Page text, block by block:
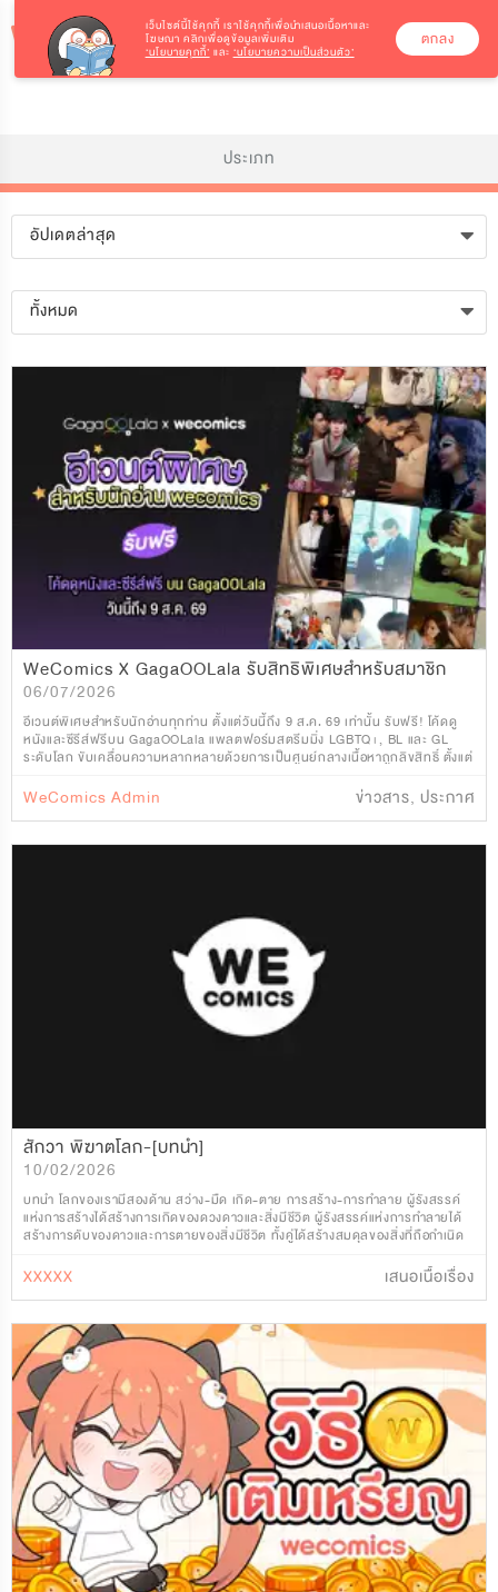
ประเภท
อัปเดตล่าสุด
ทั้งหมด
WeComics X GagaOOLala รับสิทธิพิเศษสำหรับสมาชิก
06/07/2026
อีเวนต์พิเศษสำหรับนักอ่านทุกท่าน ตั้งแต่วันนี้ถึง 9 ส.ค. 69 เท่านั้น รับฟรี! โค้ดดู
หนังและซีรีส์ฟรีบน GagaOOLala แพลตฟอร์มสตรีมมิ่ง LGBTQ+, BL และ GL
ระดับโลก ขับเคลื่อนความหลากหลายด้วยการเป็นศูนย์กลางเนื้อหาถูกลิขสิทธิ์ ตั้งแต่
ข่าวสาร, ประกาศ
WeComics Admin
สักวา พิฆาตโลก-[บทนำ]
10/02/2026
บทนำ โลกของเรามีสองด้าน สว่าง-มืด เกิด-ตาย การสร้าง-การทำลาย ผู้รังสรรค์
แห่งการสร้างได้สร้างการเกิดของดวงดาวและสิ่งมีชีวิต ผู้รังสรรค์แห่งการทำลายได้
สร้างการดับของดาวและการตายของสิ่งมีชีวิต ทั้งคู่ได้สร้างสมดุลของสิ่งที่ถือกำเนิด
เสนอเนื้อเรื่อง
XXXXX
เว็บไซต์นี้ใช้คุกกี้ เราใช้คุกกี้เพื่อนำเสนอเนื้อหาและ
โฆษณา คลิกเพื่อดูข้อมูลเพิ่มเติม
‘นโยบายคุกกี้’ และ ‘นโยบายความเป็นส่วนตัว’
ตกลง